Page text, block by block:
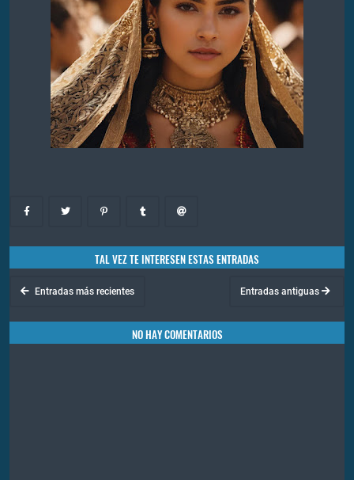
TAL VEZ TE INTERESEN ESTAS ENTRADAS
Entradas más recientes Entradas antiguas
NO HAY COMENTARIOS